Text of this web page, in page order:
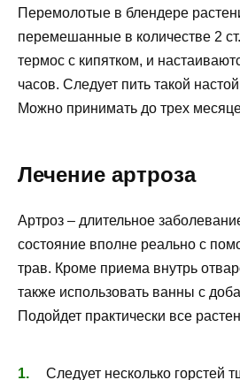
Перемолотые в блендере
перемешанные в количестве 2
термос с кипятком, и
часов. Следует пить такой
Можно принимать до трех
Лечение артроза
Артроз – длительное
состояние вполне реально с
трав. Кроме приема внутрь
также использовать ванны с
Подойдет практически все
Следует несколько горстей